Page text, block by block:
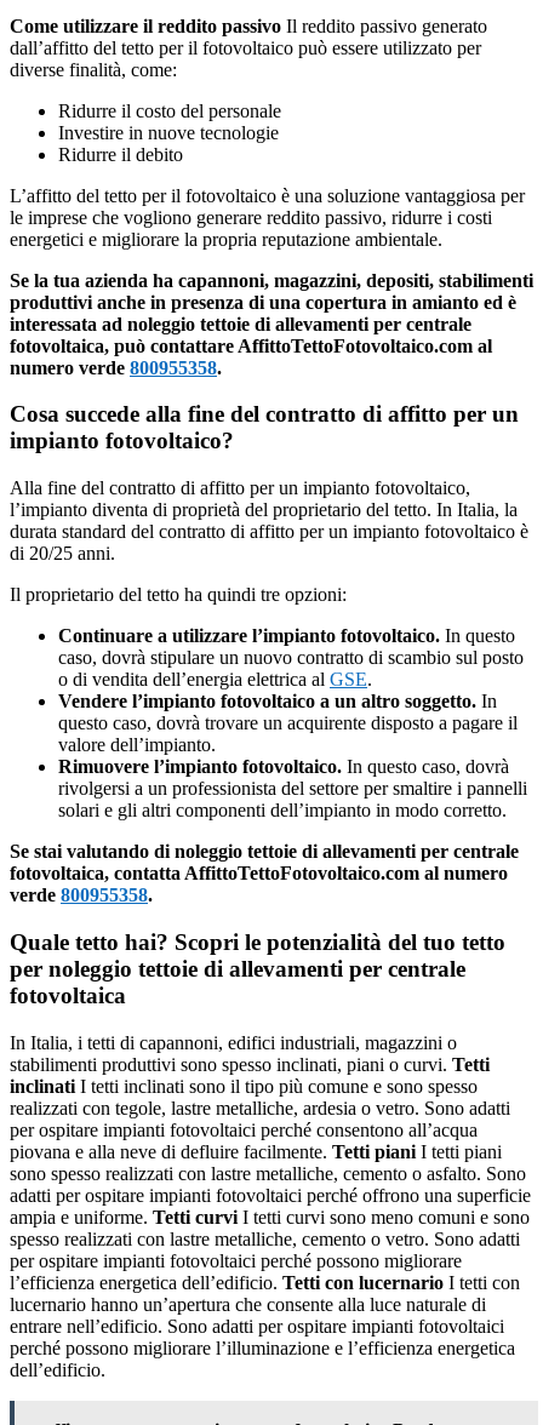
Come utilizzare il reddito passivo Il reddito passivo generato
dall’affitto del tetto per il fotovoltaico può essere utilizzato per
diverse finalità, come:
Ridurre il costo del personale
Investire in nuove tecnologie
Ridurre il debito
L’affitto del tetto per il fotovoltaico è una soluzione vantaggiosa per
le imprese che vogliono generare reddito passivo, ridurre i costi
energetici e migliorare la propria reputazione ambientale.
Se la tua azienda ha capannoni, magazzini, depositi, stabilimenti
produttivi anche in presenza di una copertura in amianto ed è
interessata ad noleggio tettoie di allevamenti per centrale
fotovoltaica, può contattare AffittoTettoFotovoltaico.com al
numero verde 800955358.
Cosa succede alla fine del contratto di affitto per un
impianto fotovoltaico?
Alla fine del contratto di affitto per un impianto fotovoltaico,
l’impianto diventa di proprietà del proprietario del tetto. In Italia, la
durata standard del contratto di affitto per un impianto fotovoltaico è
di 20/25 anni.
Il proprietario del tetto ha quindi tre opzioni:
Continuare a utilizzare l’impianto fotovoltaico. In questo
caso, dovrà stipulare un nuovo contratto di scambio sul posto
o di vendita dell’energia elettrica al GSE.
Vendere l’impianto fotovoltaico a un altro soggetto. In
questo caso, dovrà trovare un acquirente disposto a pagare il
valore dell’impianto.
Rimuovere l’impianto fotovoltaico. In questo caso, dovrà
rivolgersi a un professionista del settore per smaltire i pannelli
solari e gli altri componenti dell’impianto in modo corretto.
Se stai valutando di noleggio tettoie di allevamenti per centrale
fotovoltaica, contatta AffittoTettoFotovoltaico.com al numero
verde 800955358.
Quale tetto hai? Scopri le potenzialità del tuo tetto
per noleggio tettoie di allevamenti per centrale
fotovoltaica
In Italia, i tetti di capannoni, edifici industriali, magazzini o
stabilimenti produttivi sono spesso inclinati, piani o curvi. Tetti
inclinati I tetti inclinati sono il tipo più comune e sono spesso
realizzati con tegole, lastre metalliche, ardesia o vetro. Sono adatti
per ospitare impianti fotovoltaici perché consentono all’acqua
piovana e alla neve di defluire facilmente. Tetti piani I tetti piani
sono spesso realizzati con lastre metalliche, cemento o asfalto. Sono
adatti per ospitare impianti fotovoltaici perché offrono una superficie
ampia e uniforme. Tetti curvi I tetti curvi sono meno comuni e sono
spesso realizzati con lastre metalliche, cemento o vetro. Sono adatti
per ospitare impianti fotovoltaici perché possono migliorare
l’efficienza energetica dell’edificio. Tetti con lucernario I tetti con
lucernario hanno un’apertura che consente alla luce naturale di
entrare nell’edificio. Sono adatti per ospitare impianti fotovoltaici
perché possono migliorare l’illuminazione e l’efficienza energetica
dell’edificio.